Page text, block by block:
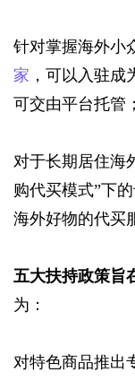
针对掌握海外小
家 ，可以入驻成
可交由平台托管；
对于长期居住海
购代买模式”下
海外好物的代买
五大扶持政策旨
为：
对特色商品推出